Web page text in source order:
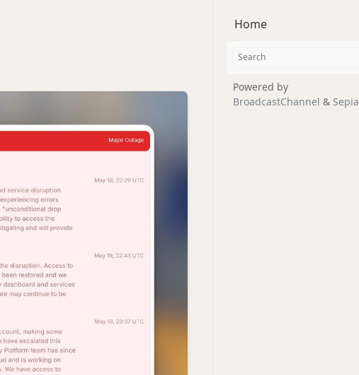
Home
Powered by
BroadcastChannel & Sepia